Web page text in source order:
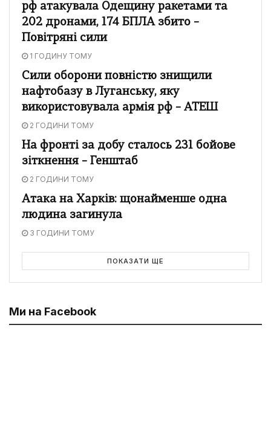
рф атакувала Одещину ракетами та
202 дронами, 174 БПЛА збито –
Повітряні сили
1 ГОДИНУ ТОМУ
Сили оборони повністю знищили
нафтобазу в Луганську, яку
використовувала армія рф – АТЕШ
2 ГОДИНИ ТОМУ
На фронті за добу сталось 231 бойове
зіткнення – Генштаб
2 ГОДИНИ ТОМУ
Атака на Харків: щонайменше одна
людина загинула
3 ГОДИНИ ТОМУ
ПОКАЗАТИ ЩЕ
Ми на Facebook